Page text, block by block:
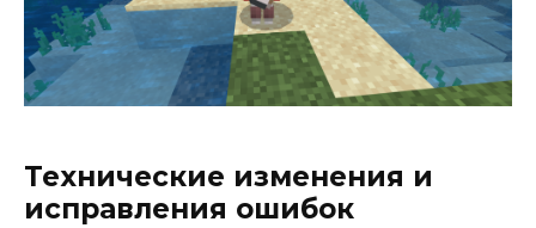
Технические изменения и
исправления ошибок